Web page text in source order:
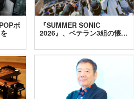
ボ
『SUMMER SONIC
2026』、ベテラン3組の懐…